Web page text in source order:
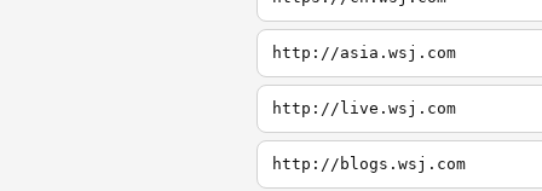
http://asia.wsj.com
http://live.wsj.com
http://blogs.wsj.com